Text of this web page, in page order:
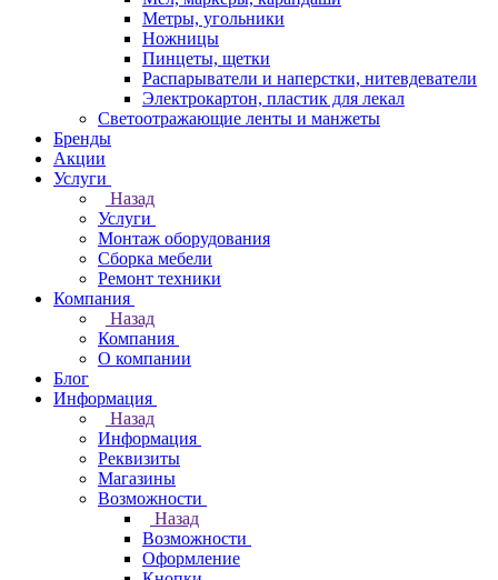
Метры, угольники
Ножницы
Пинцеты, щетки
Распарыватели и наперстки, нитевдеватели
Электрокартон, пластик для лекал
Светоотражающие ленты и манжеты
Бренды
Акции
Услуги
Назад
Услуги
Монтаж оборудования
Сборка мебели
Ремонт техники
Компания
Назад
Компания
О компании
Блог
Информация
Назад
Информация
Реквизиты
Магазины
Возможности
Назад
Возможности
Оформление